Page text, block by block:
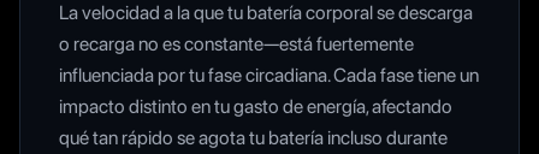
La velocidad a la que tu batería corporal se descarga
o recarga no es constante—está fuertemente
influenciada por tu fase circadiana. Cada fase tiene un
impacto distinto en tu gasto de energía, afectando
qué tan rápido se agota tu batería incluso durante